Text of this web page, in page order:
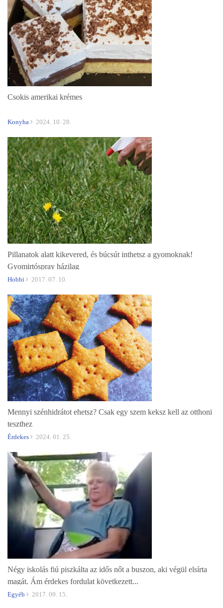
Csokis amerikai krémes
Konyha 2024. 10. 28.
Pillanatok alatt kikevered, és búcsút inthetsz a gyomoknak!
Gyomirtóspray házilag
Hobbi 2017. 07. 10.
Mennyi szénhidrátot ehetsz? Csak egy szem keksz kell az otthoni
teszthez
Érdekes 2024. 01. 25.
Négy iskolás fiú piszkálta az idős nőt a buszon, aki végül elsírta
magát. Ám érdekes fordulat következett...
Egyéb 2017. 09. 15.